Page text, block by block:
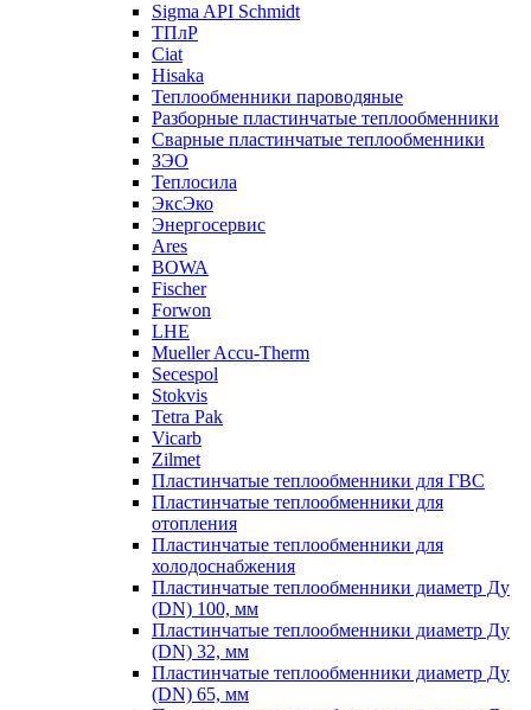
Sigma API Schmidt
ТПлР
Ciat
Hisaka
Теплообменники пароводяные
Разборные пластинчатые теплообменники
Сварные пластинчатые теплообменники
ЗЭО
Теплосила
ЭксЭко
Энергосервис
Ares
BOWA
Fischer
Forwon
LHE
Mueller Accu-Therm
Secespol
Stokvis
Tetra Pak
Vicarb
Zilmet
Пластинчатые теплообменники для ГВС
Пластинчатые теплообменники для
отопления
Пластинчатые теплообменники для
холодоснабжения
Пластинчатые теплообменники диаметр Ду
(DN) 100, мм
Пластинчатые теплообменники диаметр Ду
(DN) 32, мм
Пластинчатые теплообменники диаметр Ду
(DN) 65, мм